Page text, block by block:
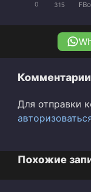
0 315
Для отправки
Похожие